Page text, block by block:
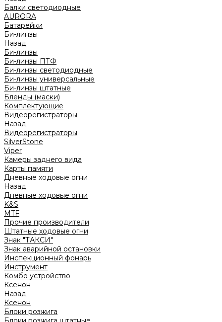
Балки светодиодные
AURORA
Батарейки
Би-линзы
Назад
Би-линзы
Би-линзы ПТФ
Би-линзы светодиодные
Би-линзы универсальные
Би-линзы штатные
Бленды (маски)
Комплектующие
Видеорегистраторы
Назад
Видеорегистраторы
SilverStone
Viper
Камеры заднего вида
Карты памяти
Дневные ходовые огни
Назад
Дневные ходовые огни
K&S
MTF
Прочие производители
Штатные ходовые огни
Знак "ТАКСИ"
Знак аварийной остановки
Инспекционный фонарь
Инструмент
Комбо устройство
Ксенон
Назад
Ксенон
Блоки розжига